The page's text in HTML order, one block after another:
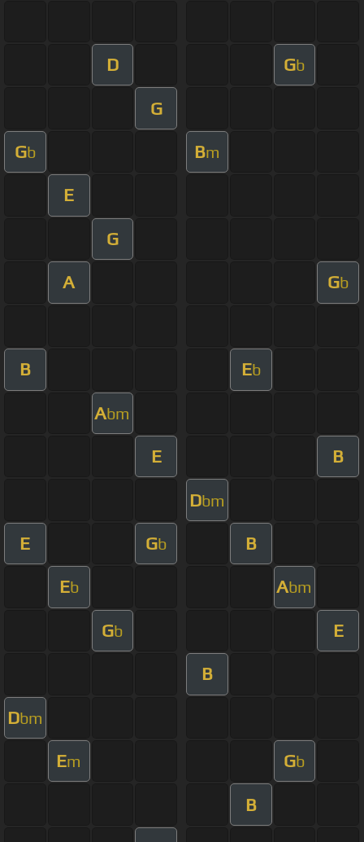
D Gb
G
Gb Bm
E
G
A Gb
B Eb
Abm
E B
Dbm
E Gb B
Eb Abm
Gb E
B
Dbm
Em Gb
B